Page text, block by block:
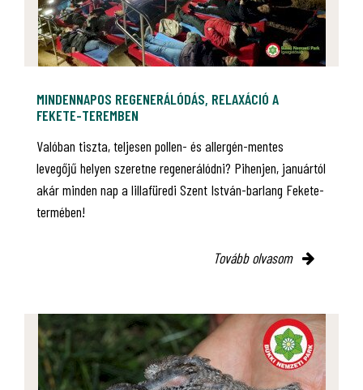
MINDENNAPOS REGENERÁLÓDÁS, RELAXÁCIÓ A
FEKETE-TEREMBEN
Valóban tiszta, teljesen pollen- és allergén-mentes
levegőjű helyen szeretne regenerálódni? Pihenjen, januártól
akár minden nap a lillafüredi Szent István-barlang Fekete-
termében!
Tovább olvasom